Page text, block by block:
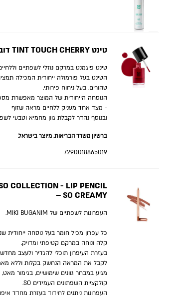
טינט TINT TOUCH CHERRY דובדבן
טינט פיגמנט במרקם נוזלי לשפתיים
הטינט בעל פורמולה ייחודית המכילה
טהורים. בעל ניחוח פירותי.
הנוסחה הייחודית של המוצר מאפשרת
- מצד אחד מעניק ללחיים מראה שזוף
ובנוסף נהדר לקבלת גוון מחמיא וטבעי
ברשיון משרד הבריאות. מיוצר בישראל.
7290018865019
COLLECTION - LIP PENCIL
– SO CREAMY
העפרונות לשפתיים של MIKI BUGANIM.
כל עפרון מכיל חומר בעל נוסחה ייחודית
קלה ונוחה במרקם קטיפתי ומדויק.
בעזרת העיפרון תוכלי להגדיר ולעצב
לקבל את המראה הנחשק בקלות וללא
מגיע במבחר גוונים שימושיים, בגימור
קולקציית השפתונים העמידים SO.
העפרונות ניתנים לחידוד בעזרת מחדד